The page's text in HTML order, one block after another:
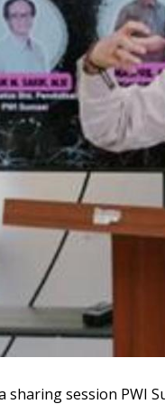
session PWI